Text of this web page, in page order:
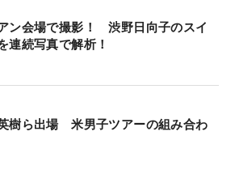
です！ 時間の記載はありません
でいて、各選手の出身国の国旗
ードもあるのですが、これがま
PP、OUT、IN、R1、R2、THRU
っと選手それぞれのハーフずつ
ン会場で撮影！ 渋野日向子のスイ
連続写真で解析！
樹ら出場 米男子ツアーの組み合わ